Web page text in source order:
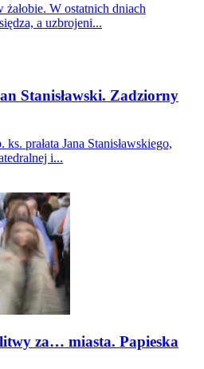
W ostatnich dniach
a uzbrojeni...
Stanisławski. Zadziorny
prałata Jana Stanisławskiego,
i...
za… miasta. Papieska